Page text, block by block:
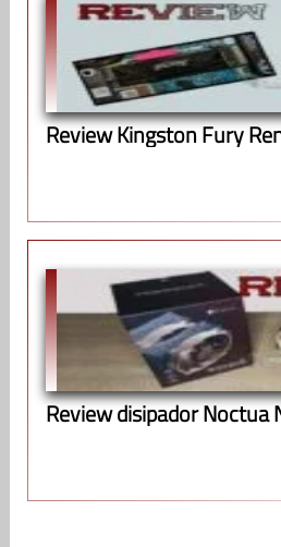
Review Kingston Fury
Review disipador Noctua